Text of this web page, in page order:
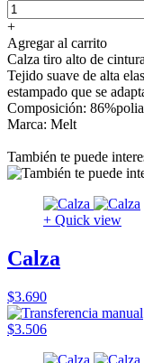
+
Agregar al carrito
Calza tiro alto de
Tejido suave de alta
estampado que se
Composición:
Marca: Melt
También te puede
+ Quick view
Calza
$3.690
$3.506